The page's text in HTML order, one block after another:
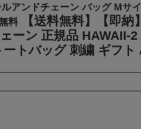
アンドチェーン バッグ Mサ
料
【送料無料】【即
ーン 正規品 HAWAII-
ートバッグ 刺繍 ギフト